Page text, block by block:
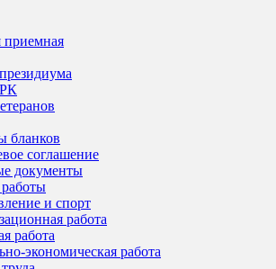
бланков
соглашение
документы
и спорт
работа
работа
экономическая работа